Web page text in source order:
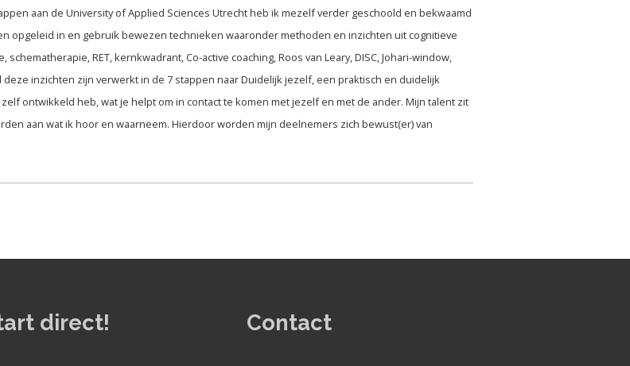
aan de University of Applied Sciences Utrecht heb ik mezelf verder geschoold en bekwaamd
opgeleid in en gebruik bewezen technieken waaronder methoden en inzichten uit cognitieve
RET, kernkwadrant, Co-active coaching, Roos van Leary, DISC, Johari-window,
deze inzichten zijn verwerkt in de 7 stappen naar Duidelijk jezelf, een praktisch en duidelijk
ontwikkeld heb, wat je helpt om in contact te komen met jezelf en met de ander. Mijn talent zit
aan wat ik hoor en waarneem. Hierdoor worden mijn deelnemers zich bewust(er) van
direct! Contact